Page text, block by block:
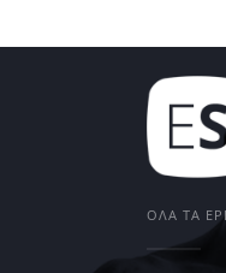
ΌΛΑ ΤΑ